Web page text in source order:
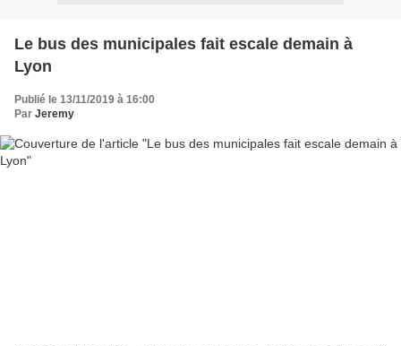
Le bus des municipales fait escale demain à
Lyon
Publié le 13/11/2019 à 16:00
Par Jeremy